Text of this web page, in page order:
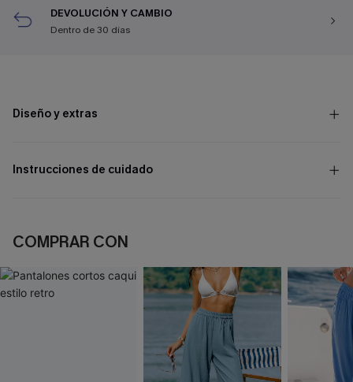
DEVOLUCIÓN Y CAMBIO
Dentro de 30 días
Diseño y extras
Instrucciones de cuidado
COMPRAR CON